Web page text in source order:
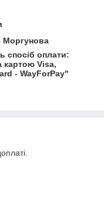
Моргунова
спосіб оплати:
картою Visa,
- WayForPay"